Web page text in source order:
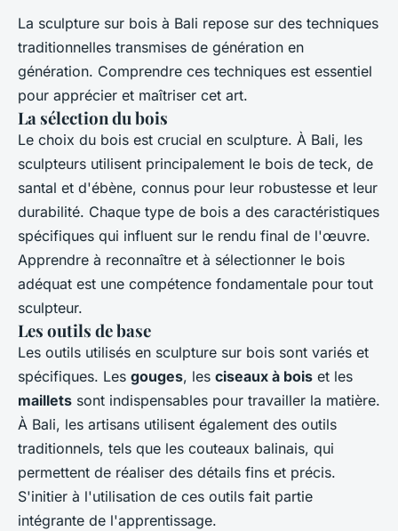
La sculpture sur bois à Bali repose sur des techniques
traditionnelles transmises de génération en
génération. Comprendre ces techniques est essentiel
pour apprécier et maîtriser cet art.
La sélection du bois
Le choix du bois est crucial en sculpture. À Bali, les
sculpteurs utilisent principalement le bois de teck, de
santal et d'ébène, connus pour leur robustesse et leur
durabilité. Chaque type de bois a des caractéristiques
spécifiques qui influent sur le rendu final de l'œuvre.
Apprendre à reconnaître et à sélectionner le bois
adéquat est une compétence fondamentale pour tout
sculpteur.
Les outils de base
Les outils utilisés en sculpture sur bois sont variés et
spécifiques. Les gouges, les ciseaux à bois et les
maillets sont indispensables pour travailler la matière.
À Bali, les artisans utilisent également des outils
traditionnels, tels que les couteaux balinais, qui
permettent de réaliser des détails fins et précis.
S'initier à l'utilisation de ces outils fait partie
intégrante de l'apprentissage.